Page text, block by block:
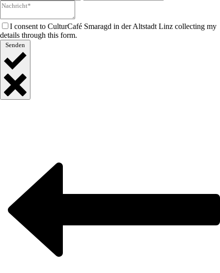
I consent to CulturCafé Smaragd in der Altstadt Linz collecting my
details through this form.
Senden